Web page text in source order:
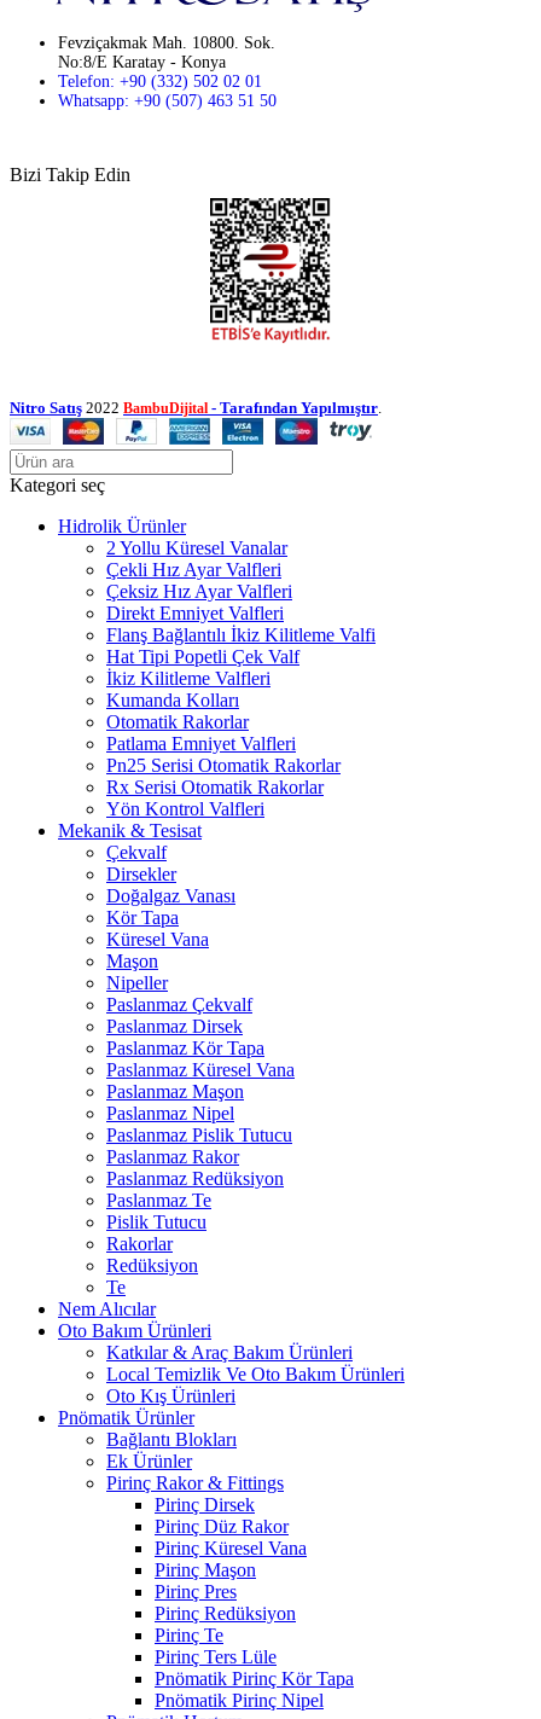
Fevziçakmak Mah. 10800. Sok.
No:8/E Karatay - Konya
Telefon: +90 (332) 502 02 01
Whatsapp: +90 (507) 463 51 50
Bizi Takip Edin
Nitro Satış 2022 BambuDijital - Tarafından Yapılmıştır.
Kategori seç
Hidrolik Ürünler
2 Yollu Küresel Vanalar
Çekli Hız Ayar Valfleri
Çeksiz Hız Ayar Valfleri
Direkt Emniyet Valfleri
Flanş Bağlantılı İkiz Kilitleme Valfi
Hat Tipi Popetli Çek Valf
İkiz Kilitleme Valfleri
Kumanda Kolları
Otomatik Rakorlar
Patlama Emniyet Valfleri
Pn25 Serisi Otomatik Rakorlar
Rx Serisi Otomatik Rakorlar
Yön Kontrol Valfleri
Mekanik & Tesisat
Çekvalf
Dirsekler
Doğalgaz Vanası
Kör Tapa
Küresel Vana
Maşon
Nipeller
Paslanmaz Çekvalf
Paslanmaz Dirsek
Paslanmaz Kör Tapa
Paslanmaz Küresel Vana
Paslanmaz Maşon
Paslanmaz Nipel
Paslanmaz Pislik Tutucu
Paslanmaz Rakor
Paslanmaz Redüksiyon
Paslanmaz Te
Pislik Tutucu
Rakorlar
Redüksiyon
Te
Nem Alıcılar
Oto Bakım Ürünleri
Katkılar & Araç Bakım Ürünleri
Local Temizlik Ve Oto Bakım Ürünleri
Oto Kış Ürünleri
Pnömatik Ürünler
Bağlantı Blokları
Ek Ürünler
Pirinç Rakor & Fittings
Pirinç Dirsek
Pirinç Düz Rakor
Pirinç Küresel Vana
Pirinç Maşon
Pirinç Pres
Pirinç Redüksiyon
Pirinç Te
Pirinç Ters Lüle
Pnömatik Pirinç Kör Tapa
Pnömatik Pirinç Nipel